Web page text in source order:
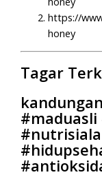
https://
honey
Tagar